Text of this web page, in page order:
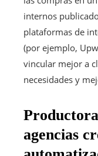
internos
plataformas de
(por ejemplo,
vincular mejor a
necesidades y
agencias